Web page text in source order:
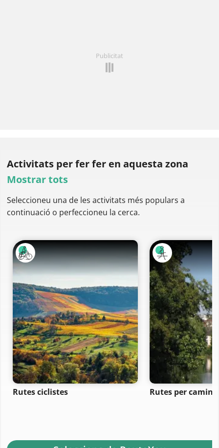
Publicitat
Activitats per ferfer en aquesta zona
Mostrar tots
Seleccioneu una de les activitats més populars a
continuació o perfeccioneu la cerca.
Rutes ciclistes Rutes per